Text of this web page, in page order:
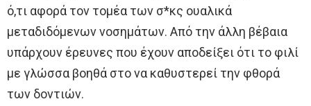
ό,τι αφορά τον τομέα των σ*κς ουαλικά
μεταδιδόμενων νοσημάτων. Από την άλλη βέβαια
υπάρχουν έρευνες που έχουν αποδείξει ότι το φιλί
με γλώσσα βοηθά στο να καθυστερεί την φθορά
των δοντιών.